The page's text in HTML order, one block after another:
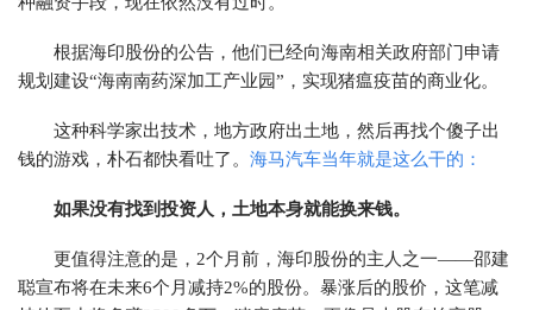
根据海印股份的公告，他们已经向海南相关政府部门申请
规划建设“海南南药深加工产业园”，实现猪瘟疫苗的商业化。
这种科学家出技术，地方政府出土地，然后再找个傻子出
钱的游戏，朴石都快看吐了。 海马汽车当年就是这么干的：
如果没有找到投资人，土地本身就能换来钱。
更值得注意的是，2个月前，海印股份的主人之一——邵建
聪宣布将在未来6个月减持2%的股份。暴涨后的股价，这笔减